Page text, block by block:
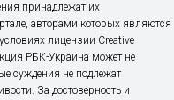
принадлежат их
авторами которых являются
лицензии Creative
РБК-Украина может не
суждения не подлежат
За достоверность и